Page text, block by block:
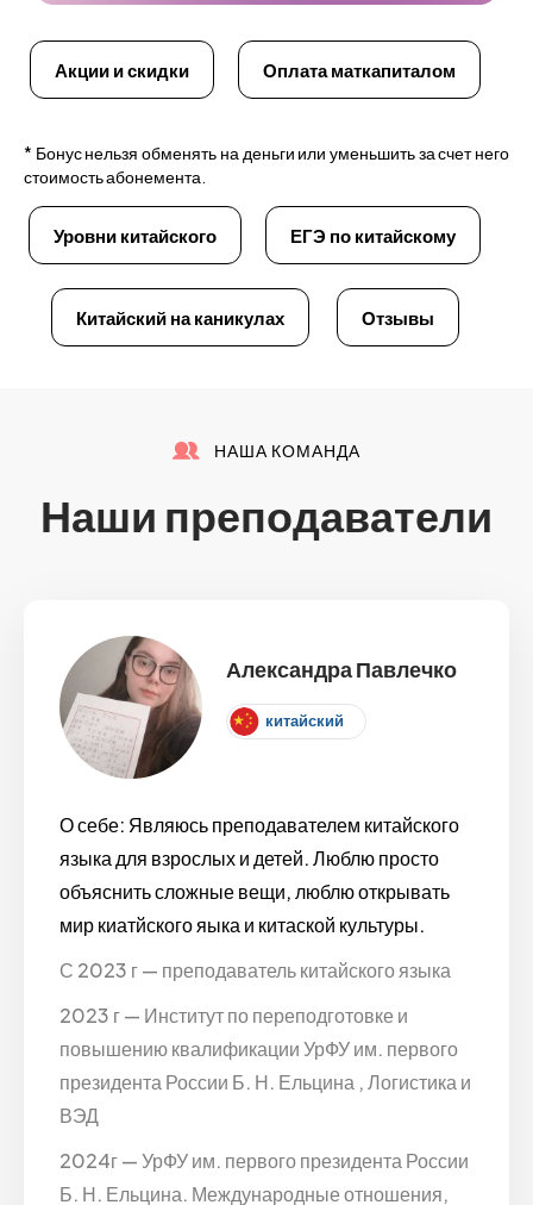
Акции и скидки Оплата маткапиталом
* Бонус нельзя обменять на деньги или уменьшить за счет него
стоимость абонемента.
Уровни китайского ЕГЭ по китайскому
Китайский на каникулах Отзывы
НАША КОМАНДА
Наши преподаватели
Александра Павлечко
китайский
О себе: Являюсь преподавателем китайского
языка для взрослых и детей. Люблю просто
объяснить сложные вещи, люблю открывать
мир киатйского яыка и китаской культуры.
С 2023 г — преподаватель китайского языка
2023 г — Институт по переподготовке и
повышению квалификации УрФУ им. первого
президента России Б. Н. Ельцина , Логистика и
ВЭД
2024г — УрФУ им. первого президента России
Б. Н. Ельцина. Международные отношения,